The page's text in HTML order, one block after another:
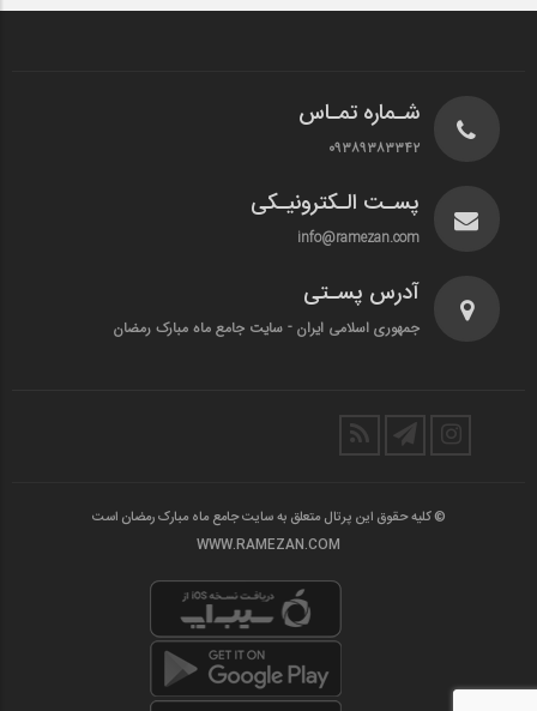
شـماره تمـاس
۰۹۳۸۹۳۸۳۳۴۲
پسـت الـکترونیـکی
info@ramezan.com
آدرس پسـتی
جمهوری اسلامی ایران - سایت جامع ماه مبارک رمضان
© کلیه حقوق این پرتال متعلق به سایت جامع ماه مبارک رمضان است
WWW.RAMEZAN.COM